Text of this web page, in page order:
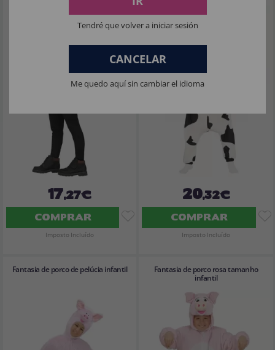
17,27€
COMPRAR
Imposto Incluído
20,32€
COMPRAR
Imposto Incluído
Fantasia de porco de pelúcia infantil
Fantasia de porco rosa tamanho
infantil
Tendré que volver a iniciar sesión
CANCELAR
Me quedo aquí sin cambiar el idioma